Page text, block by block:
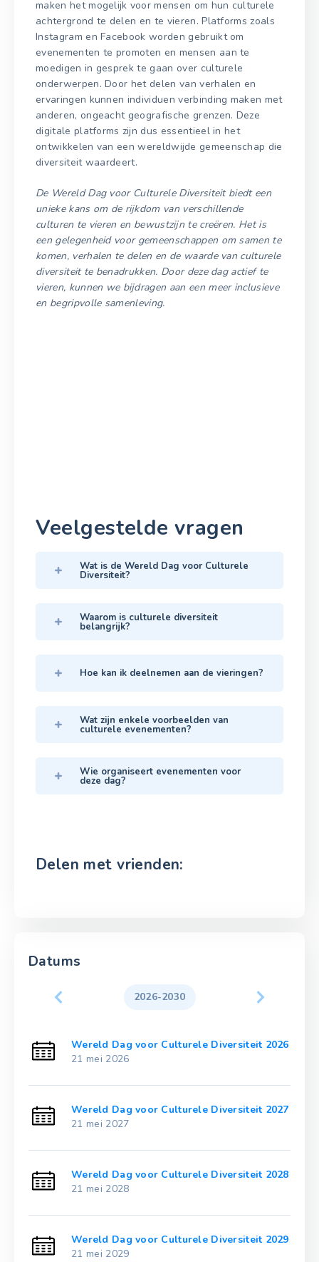
maken het mogelijk voor mensen om hun culturele
achtergrond te delen en te vieren. Platforms zoals
Instagram en Facebook worden gebruikt om
evenementen te promoten en mensen aan te
moedigen in gesprek te gaan over culturele
onderwerpen. Door het delen van verhalen en
ervaringen kunnen individuen verbinding maken met
anderen, ongeacht geografische grenzen. Deze
digitale platforms zijn dus essentieel in het
ontwikkelen van een wereldwijde gemeenschap die
diversiteit waardeert.
De Wereld Dag voor Culturele Diversiteit biedt een
unieke kans om de rijkdom van verschillende
culturen te vieren en bewustzijn te creëren. Het is
een gelegenheid voor gemeenschappen om samen te
komen, verhalen te delen en de waarde van culturele
diversiteit te benadrukken. Door deze dag actief te
vieren, kunnen we bijdragen aan een meer inclusieve
en begripvolle samenleving.
Veelgestelde vragen
Wat is de Wereld Dag voor Culturele
Diversiteit?
Waarom is culturele diversiteit
belangrijk?
Hoe kan ik deelnemen aan de vieringen?
Wat zijn enkele voorbeelden van
culturele evenementen?
Wie organiseert evenementen voor
deze dag?
Delen met vrienden:
Datums
2026-2030
Wereld Dag voor Culturele Diversiteit 2026
21 mei 2026
Wereld Dag voor Culturele Diversiteit 2027
21 mei 2027
Wereld Dag voor Culturele Diversiteit 2028
21 mei 2028
Wereld Dag voor Culturele Diversiteit 2029
21 mei 2029